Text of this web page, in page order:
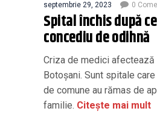
septembrie 29, 2023 0
Spital închis după
concediu de odihnă
Criza de medici
Botoșani. Sunt spitale
de comune au rămas de
familie. Citește mai mult